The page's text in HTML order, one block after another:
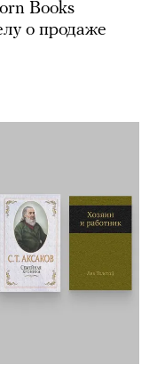
Books
о продаже